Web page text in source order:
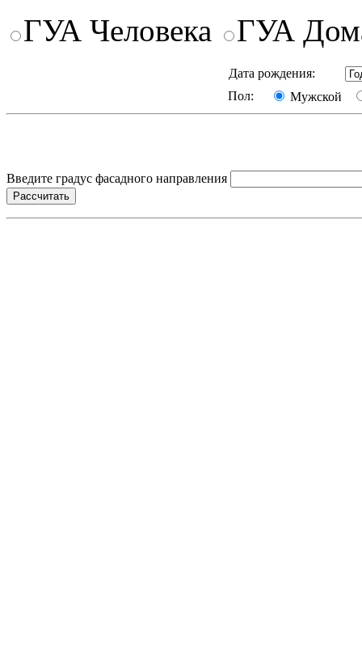
ГУА Человека
ГУА
Дата рождения:
Пол:
Мужской
Введите градус фасадного направления
Рассчитать